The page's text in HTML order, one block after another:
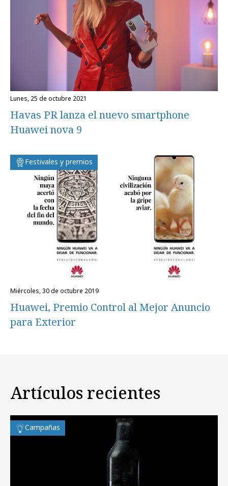
lunes, 25 de octubre 2021
Havas PR lanza el nuevo smartphone
Huawei nova 9
Festivales y premios
miércoles, 30 de octubre 2019
Huawei, Premio Control al Mejor Anuncio
para Exterior
Artículos recientes
Campañas